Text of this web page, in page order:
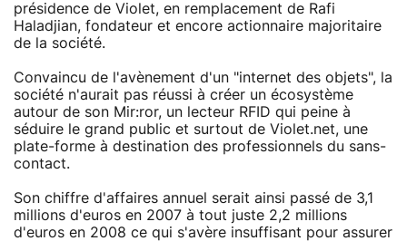
présidence de Violet, en remplacement de Rafi
Haladjian, fondateur et encore actionnaire majoritaire
de la société.
Convaincu de l'avènement d'un "internet des objets", la
société n'aurait pas réussi à créer un écosystème
autour de son Mir:ror, un lecteur RFID qui peine à
séduire le grand public et surtout de Violet.net, une
plate-forme à destination des professionnels du sans-
contact.
Son chiffre d'affaires annuel serait ainsi passé de 3,1
millions d'euros en 2007 à tout juste 2,2 millions
d'euros en 2008 ce qui s'avère insuffisant pour assurer